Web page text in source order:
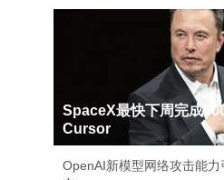
SpaceX最快下周完成
Cursor
OpenAI新模型网络攻击能